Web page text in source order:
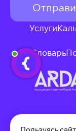
Услуги
Словарь
ИНН: